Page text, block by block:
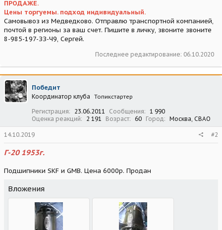
ПРОДАЖЕ.
Цены торгуемы. подход индивидуальный.
Самовывоз из Медведково. Отправлю транспортной компанией,
почтой в регионы за ваш счет. Пишите в личку, звоните звоните
8-985-197-ЗЗ-Ч9, Сергей.
Последнее редактирование: 06.10.2020
Победит
Координатор клуба Топикстартер
Регистрация 23.06.2011 Сообщения
1 990
Оценка реакций
2 191 Возраст 60 Город Москва, СВАО
14.10.2019 #2
Г-20 1953г.
Подшипники SKF и GMB. Цена 6000р. Продан
Вложения